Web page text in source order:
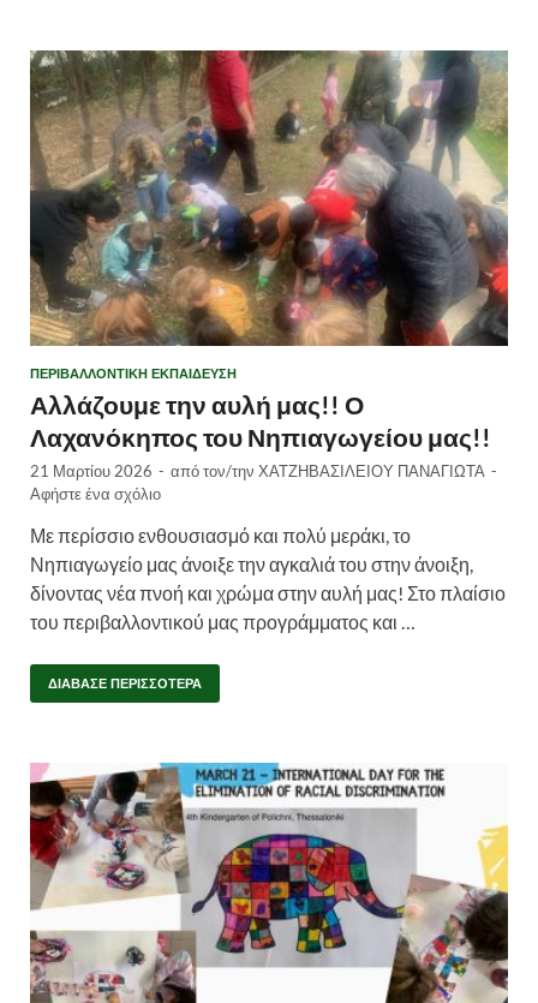
ΠΕΡΙΒΑΛΛΟΝΤΙΚΉ ΕΚΠΑΊΔΕΥΣΗ
Αλλάζουμε την αυλή μας!! Ο
Λαχανόκηπος του Νηπιαγωγείου μας!!
21 Μαρτίου 2026 - από τον/την ΧΑΤΖΗΒΑΣΙΛΕΙΟΥ ΠΑΝΑΓΙΩΤΑ -
Αφήστε ένα σχόλιο
Με περίσσιο ενθουσιασμό και πολύ μεράκι, το
Νηπιαγωγείο μας άνοιξε την αγκαλιά του στην άνοιξη,
δίνοντας νέα πνοή και χρώμα στην αυλή μας! Στο πλαίσιο
του περιβαλλοντικού μας προγράμματος και …
ΔΙΆΒΑΣΕ ΠΕΡΙΣΣΌΤΕΡΑ